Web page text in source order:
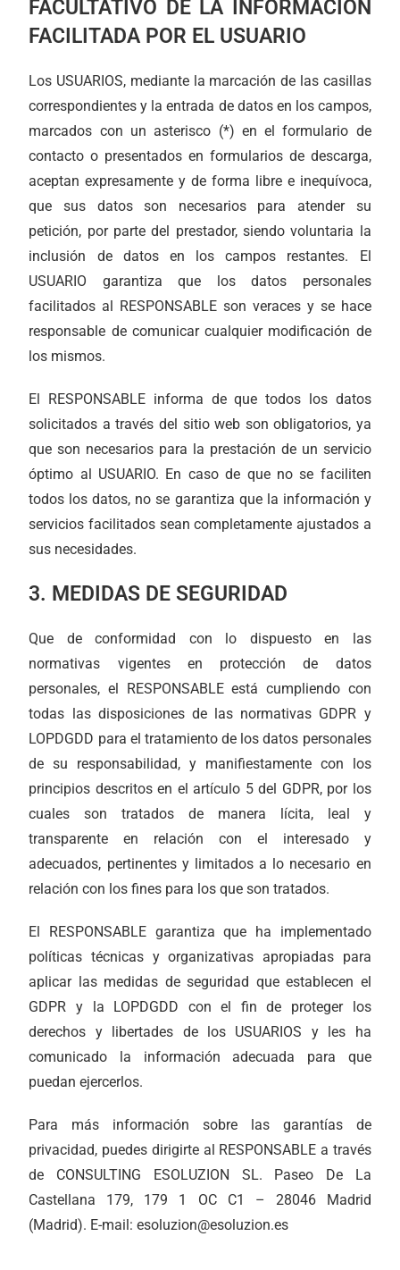
FACULTATIVO DE LA INFORMACIÓN
FACILITADA POR EL USUARIO
Los USUARIOS, mediante la marcación de las casillas
correspondientes y la entrada de datos en los campos,
marcados con un asterisco (*) en el formulario de
contacto o presentados en formularios de descarga,
aceptan expresamente y de forma libre e inequívoca,
que sus datos son necesarios para atender su
petición, por parte del prestador, siendo voluntaria la
inclusión de datos en los campos restantes. El
USUARIO garantiza que los datos personales
facilitados al RESPONSABLE son veraces y se hace
responsable de comunicar cualquier modificación de
los mismos.
El RESPONSABLE informa de que todos los datos
solicitados a través del sitio web son obligatorios, ya
que son necesarios para la prestación de un servicio
óptimo al USUARIO. En caso de que no se faciliten
todos los datos, no se garantiza que la información y
servicios facilitados sean completamente ajustados a
sus necesidades.
3. MEDIDAS DE SEGURIDAD
Que de conformidad con lo dispuesto en las
normativas vigentes en protección de datos
personales, el RESPONSABLE está cumpliendo con
todas las disposiciones de las normativas GDPR y
LOPDGDD para el tratamiento de los datos personales
de su responsabilidad, y manifiestamente con los
principios descritos en el artículo 5 del GDPR, por los
cuales son tratados de manera lícita, leal y
transparente en relación con el interesado y
adecuados, pertinentes y limitados a lo necesario en
relación con los fines para los que son tratados.
El RESPONSABLE garantiza que ha implementado
políticas técnicas y organizativas apropiadas para
aplicar las medidas de seguridad que establecen el
GDPR y la LOPDGDD con el fin de proteger los
derechos y libertades de los USUARIOS y les ha
comunicado la información adecuada para que
puedan ejercerlos.
Para más información sobre las garantías de
privacidad, puedes dirigirte al RESPONSABLE a través
de CONSULTING ESOLUZION SL. Paseo De La
Castellana 179, 179 1 OC C1 – 28046 Madrid
(Madrid). E-mail: esoluzion@esoluzion.es